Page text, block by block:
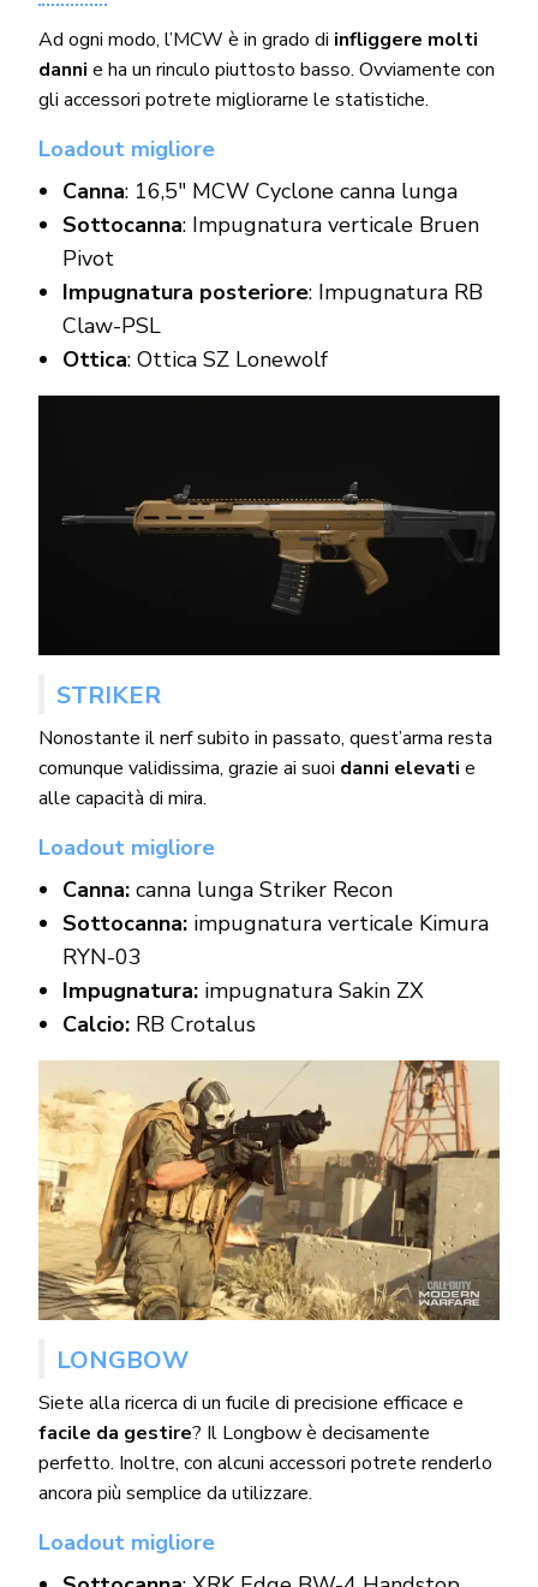
Ad ogni modo, l’MCW è in grado di infliggere molti
danni e ha un rinculo piuttosto basso. Ovviamente con
gli accessori potrete migliorarne le statistiche.
Loadout migliore
Canna: 16,5″ MCW Cyclone canna lunga
Sottocanna: Impugnatura verticale Bruen
Pivot
Impugnatura posteriore: Impugnatura RB
Claw-PSL
Ottica: Ottica SZ Lonewolf
STRIKER
Nonostante il nerf subito in passato, quest’arma resta
comunque validissima, grazie ai suoi danni elevati e
alle capacità di mira.
Loadout migliore
Canna:canna lunga Striker Recon
Sottocanna:impugnatura verticale Kimura
RYN-03
Impugnatura:impugnatura Sakin ZX
Calcio:RB Crotalus
LONGBOW
Siete alla ricerca di un fucile di precisione efficace e
facile da gestire? Il Longbow è decisamente
perfetto. Inoltre, con alcuni accessori potrete renderlo
ancora più semplice da utilizzare.
Loadout migliore